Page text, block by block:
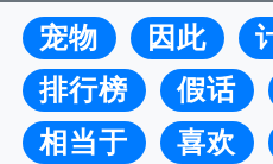
宠物 因此
排行榜
假话
相当于
喜欢